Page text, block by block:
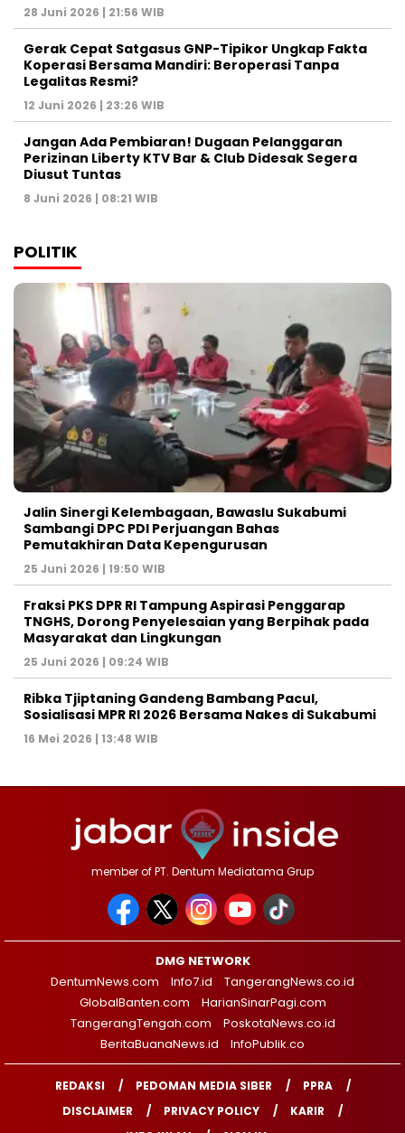
28 Juni 2026 | 21:56 WIB
Gerak Cepat Satgasus GNP-Tipikor Ungkap Fakta
Koperasi Bersama Mandiri: Beroperasi Tanpa
Legalitas Resmi?
12 Juni 2026 | 23:26 WIB
Jangan Ada Pembiaran! Dugaan Pelanggaran
Perizinan Liberty KTV Bar & Club Didesak Segera
Diusut Tuntas
8 Juni 2026 | 08:21 WIB
POLITIK
Jalin Sinergi Kelembagaan, Bawaslu Sukabumi
Sambangi DPC PDI Perjuangan Bahas
Pemutakhiran Data Kepengurusan
25 Juni 2026 | 19:50 WIB
‎Fraksi PKS DPR RI Tampung Aspirasi Penggarap
TNGHS, Dorong Penyelesaian yang Berpihak pada
Masyarakat dan Lingkungan‎
25 Juni 2026 | 09:24 WIB
Ribka Tjiptaning Gandeng Bambang Pacul,
Sosialisasi MPR RI 2026 Bersama Nakes di Sukabumi
16 Mei 2026 | 13:48 WIB
member of PT. Dentum Mediatama Grup
DMG NETWORK
DentumNews.com
Info7.id
TangerangNews.co.id
GlobalBanten.com
HarianSinarPagi.com
TangerangTengah.com
PoskotaNews.co.id
BeritaBuanaNews.id
InfoPublik.co
REDAKSI PEDOMAN MEDIA SIBER
PPRA
DISCLAIMER
PRIVACY POLICY
KARIR